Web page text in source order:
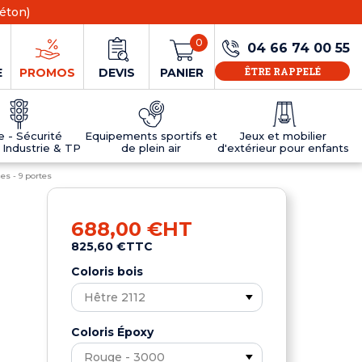
PROMOS DEVIS PANIER
0 04 66 74 00 55
ÊTRE RAPPELÉ
- Sécurité
& TP
Equipements sportifs et
de plein air
Tables de ping-pong en résine
Jeux et mobilier
d'extérieur pour enfants
MOBILIER D'EXTÉRIEUR POUR ENFANTS
- 9 portes
688,00 €HT
825,60 €TTC
Coloris bois
Coloris Époxy